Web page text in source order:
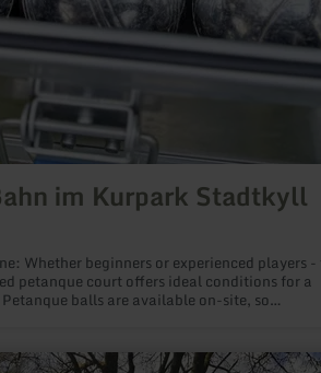
im Kurpark Stadtkyll
Whether beginners or experienced players -
petanque court offers ideal conditions for a
balls are available on-site, so